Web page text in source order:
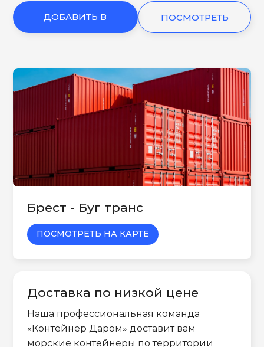
ДОБАВИТЬ В ПОСМОТРЕТЬ
Брест - Буг транс
ПОСМОТРЕТЬ НА КАРТЕ
Доставка по низкой цене
Наша профессиональная команда
«Контейнер Даром» доставит вам
морские контейнеры по территории